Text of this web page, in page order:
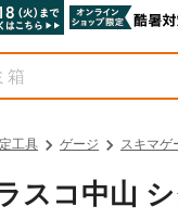
工具 ゲージ スキマゲ
ラスコ中山